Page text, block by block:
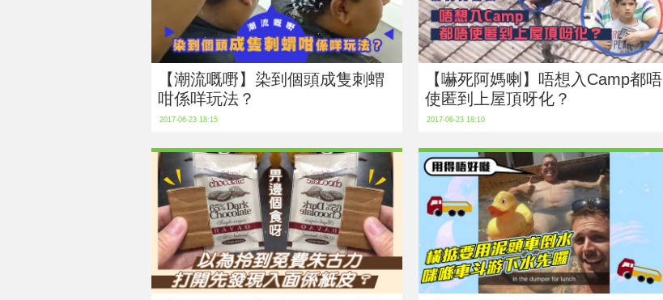
【潮流嘅嘢】染到個頭成隻刺蝟
咁係咩玩法？
2017-06-23 18:15
【嚇死阿媽喇】唔想入Camp都唔
使匿到上屋頂呀化？
2017-06-23 18:10